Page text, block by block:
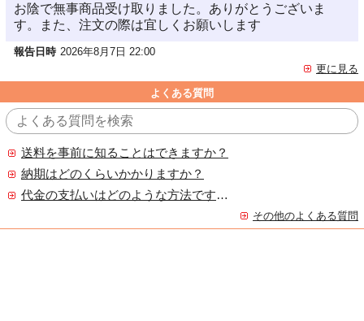
お陰で無事商品受け取りました。ありがとうございま
す。また、注文の際は宜しくお願いします
報告日時 2026年8月7日 22:00
更に見る
よくある質問
送料を事前に知ることはできますか？
納期はどのくらいかかりますか？
代金の支払いはどのような方法ですか？
その他のよくある質問